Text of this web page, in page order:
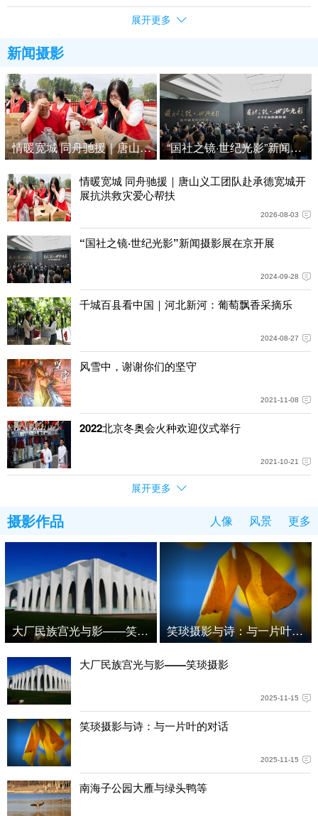
展开更多
新闻摄影
情暖宽城 同舟驰援｜唐山义工团队赴承德宽城开展抗洪救灾
“国社之镜·世纪光影”新闻摄
情暖宽城 同舟驰援｜唐山义工团队赴承德宽城开
展抗洪救灾爱心帮扶
2026-08-03
“国社之镜·世纪光影”新闻摄影展在京开展
2024-09-28
千城百县看中国｜河北新河：葡萄飘香采摘乐
2024-08-27
风雪中，谢谢你们的坚守
2021-11-08
2022北京冬奥会火种欢迎仪式举行
2021-10-21
展开更多
摄影作品 人像 风景 更多
大厂民族宫光与影——笑琰摄影笑琰摄影与诗：与一片叶的对
大厂民族宫光与影——笑琰摄影
2025-11-15
笑琰摄影与诗：与一片叶的对话
2025-11-15
南海子公园大雁与绿头鸭等